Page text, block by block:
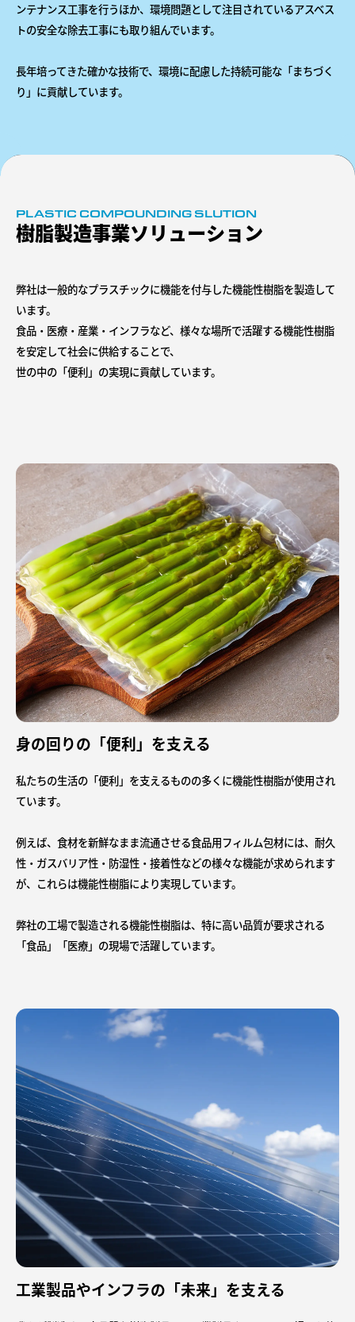
ンテナンス工事を行うほか、環境問題として注目されているアスベス
トの安全な除去工事にも取り組んでいます。
長年培ってきた確かな技術で、環境に配慮した持続可能な「まちづく
り」に貢献しています。
PLASTIC COMPOUNDING SLUTION
樹脂製造事業ソリューション
弊社は一般的なプラスチックに機能を付与した機能性樹脂を製造して
います。
食品・医療・産業・インフラなど、様々な場所で活躍する機能性樹脂
を安定して社会に供給することで、
世の中の「便利」の実現に貢献しています。
身の回りの「便利」を支える
私たちの生活の「便利」を支えるものの多くに機能性樹脂が使用され
ています。
例えば、食材を新鮮なまま流通させる食品用フィルム包材には、耐久
性・ガスバリア性・防湿性・接着性などの様々な機能が求められます
が、これらは機能性樹脂により実現しています。
弊社の工場で製造される機能性樹脂は、特に高い品質が要求される
「食品」「医療」の現場で活躍しています。
工業製品やインフラの「未来」を支える